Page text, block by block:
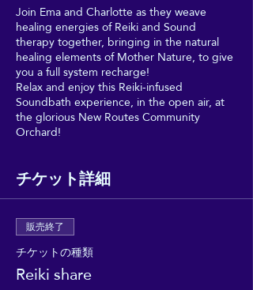
Join Ema and Charlotte as they weave
healing energies of Reiki and Sound
therapy together, bringing in the natural
healing elements of Mother Nature, to give
you a full system recharge!
Relax and enjoy this Reiki-infused
Soundbath experience, in the open air, at
the glorious New Routes Community
Orchard!
チケット詳細
販売終了
チケットの種類
Reiki share